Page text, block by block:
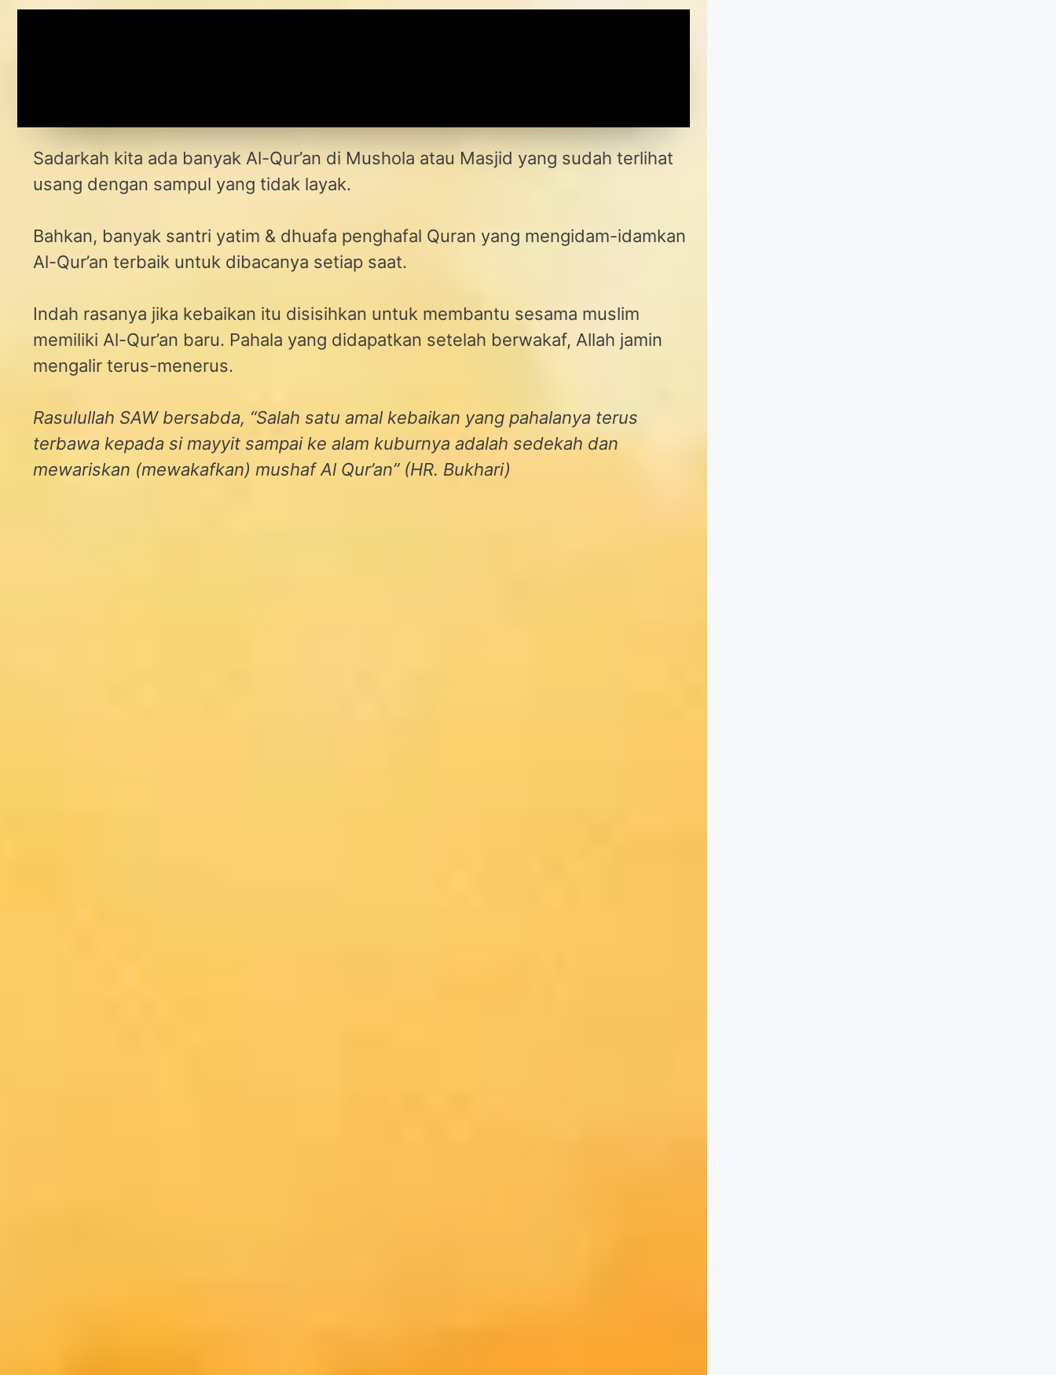
Sadarkah kita ada banyak Al-Qur’an di Mushola atau Masjid yang sudah terlihat
usang dengan sampul yang tidak layak.
Bahkan, banyak santri yatim & dhuafa penghafal Quran yang mengidam-idamkan
Al-Qur’an terbaik untuk dibacanya setiap saat.
Indah rasanya jika kebaikan itu disisihkan untuk membantu sesama muslim
memiliki Al-Qur’an baru. Pahala yang didapatkan setelah berwakaf, Allah jamin
mengalir terus-menerus.
Rasulullah SAW bersabda, “Salah satu amal kebaikan yang pahalanya terus
terbawa kepada si mayyit sampai ke alam kuburnya adalah sedekah dan
mewariskan (mewakafkan) mushaf Al Qur’an” (HR. Bukhari)